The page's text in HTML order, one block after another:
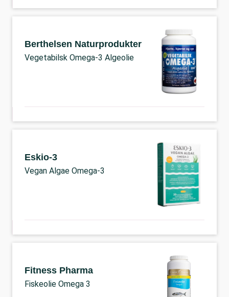
Berthelsen Naturprodukter
Vegetabilsk Omega-3 Algeolie
Eskio-3
Vegan Algae Omega-3
Fitness Pharma
Fiskeolie Omega 3